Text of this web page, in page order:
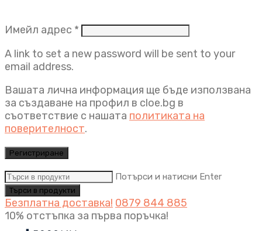
Имейл адрес * Задължително
A link to set a new password will be sent to your
email address.
Вашата лична информация ще бъде използвана
за създаване на профил в cloe.bg в
съответствие с нашата политиката на
поверителност.
Регистриране
Потърси и натисни Enter
Безплатна доставка! 0879 844 885
10% отстъпка за първа поръчка!